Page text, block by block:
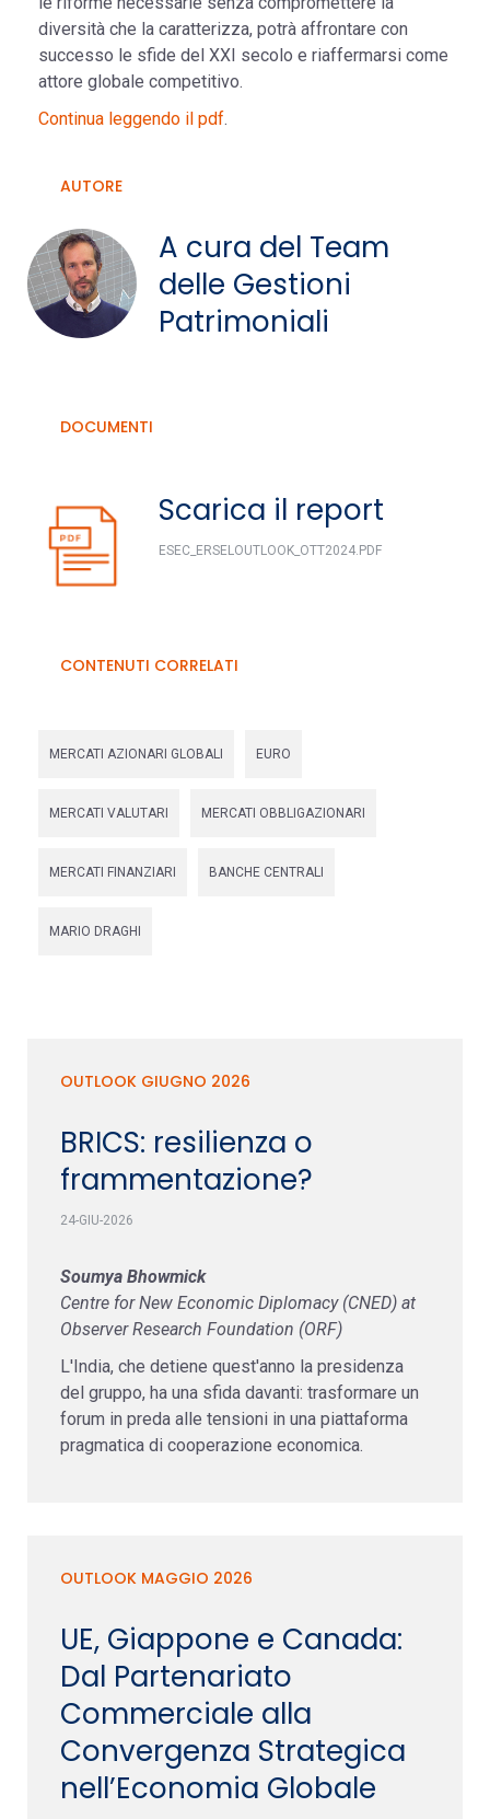
diversità che la caratterizza, potrà affrontare con
successo le sfide del XXI secolo e riaffermarsi come
attore globale competitivo.
Continua leggendo il pdf.
AUTORE
A cura del Team
delle Gestioni
Patrimoniali
DOCUMENTI
Scarica il report
ESEC_ERSELOUTLOOK_OTT2024.PDF
CONTENUTI CORRELATI
MERCATI AZIONARI GLOBALI EURO
MERCATI VALUTARI MERCATI OBBLIGAZIONARI
MERCATI FINANZIARI BANCHE CENTRALI
MARIO DRAGHI
OUTLOOK GIUGNO 2026
BRICS: resilienza o
frammentazione?
24-GIU-2026
Soumya Bhowmick
Centre for New Economic Diplomacy (CNED) at
Observer Research Foundation (ORF)
L'India, che detiene quest'anno la presidenza
del gruppo, ha una sfida davanti: trasformare un
forum in preda alle tensioni in una piattaforma
pragmatica di cooperazione economica.
OUTLOOK MAGGIO 2026
UE, Giappone e Canada:
Dal Partenariato
Commerciale alla
Convergenza Strategica
nell’Economia Globale